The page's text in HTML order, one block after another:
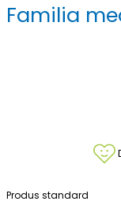
Familia
Produs standard